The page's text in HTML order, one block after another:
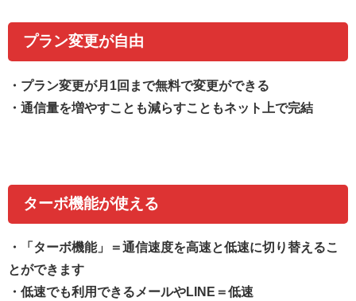
プラン変更が自由
・プラン変更が月1回まで無料で変更ができる
・通信量を増やすことも減らすこともネット上で完結
ターボ機能が使える
・
「ターボ機能」＝通信速度を高速と低速に切り替えるこ
とができます
・低速でも利用できるメールやLINE＝低速